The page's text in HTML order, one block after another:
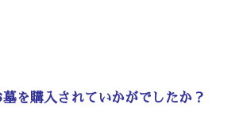
を購入されていかがでしたか？